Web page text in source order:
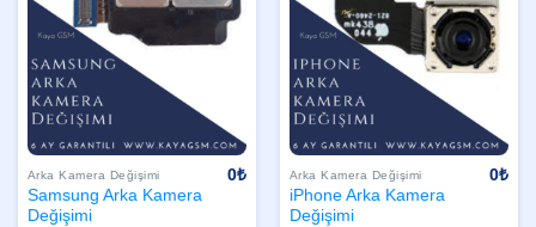
Arka Kamera Değişimi
Samsung Arka Kamera
Değişimi
0₺ Arka Kamera Değişimi
iPhone Arka Kamera
Değişimi
0₺